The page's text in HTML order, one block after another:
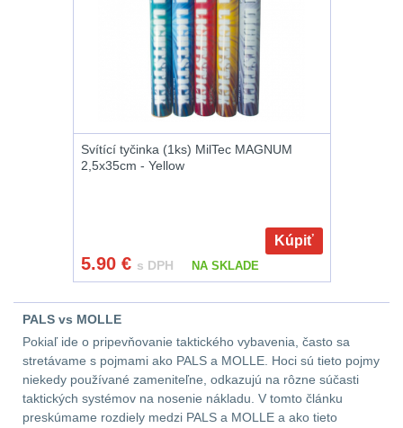
22
1
Na dlouhé vzdálenosti13
Monokuláry5
Príslušenstvo pre
optiku9
OBLEČENIE(316)
Svítící tyčinka (1ks) MilTec MAGNUM
2,5x35cm - Yellow
Kúpiť
5.90 € s DPH NA SKLADE
PALS vs MOLLE
Pokiaľ ide o pripevňovanie taktického vybavenia, často sa
stretávame s pojmami ako PALS a MOLLE. Hoci sú tieto pojmy
niekedy používané zameniteľne, odkazujú na rôzne súčasti
taktických systémov na nosenie nákladu. V tomto článku
preskúmame rozdiely medzi PALS a MOLLE a ako tieto